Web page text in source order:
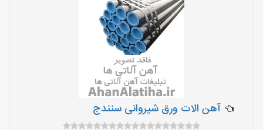
آهن الات ورق شیروانی سنندج